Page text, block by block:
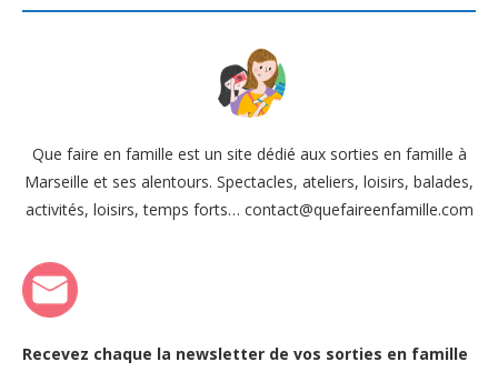
Que faire en famille est un site dédié aux sorties en famille à
Marseille et ses alentours. Spectacles, ateliers, loisirs, balades,
activités, loisirs, temps forts… contact@quefaireenfamille.com
Recevez chaque la newsletter de vos sorties en famille